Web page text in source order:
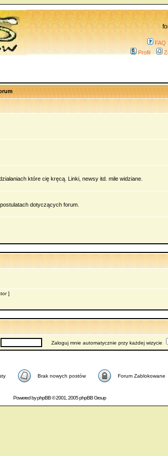
FAQ
Profil
które cię kręcą. Linki, newsy itd. mile widziane.
dotyczących forum.
]
Zaloguj mnie automatycznie przy każdej wizycie
Brak nowych postów Forum Zablokowane
Powered byphpBB© 2001, 2005 phpBB Group